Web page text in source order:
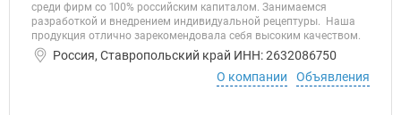
среди фирм со 100% российским капиталом. Занимаемся
разработкой и внедрением индивидуальной рецептуры. Наша
продукция отлично зарекомендовала себя высоким качеством.
Россия, Ставропольский край ИНН: 2632086750
О компании
Объявления